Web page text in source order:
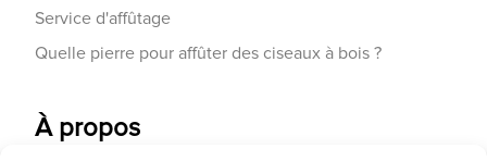
Service d'affûtage
Quelle pierre pour affûter des ciseaux à bois ?
À propos